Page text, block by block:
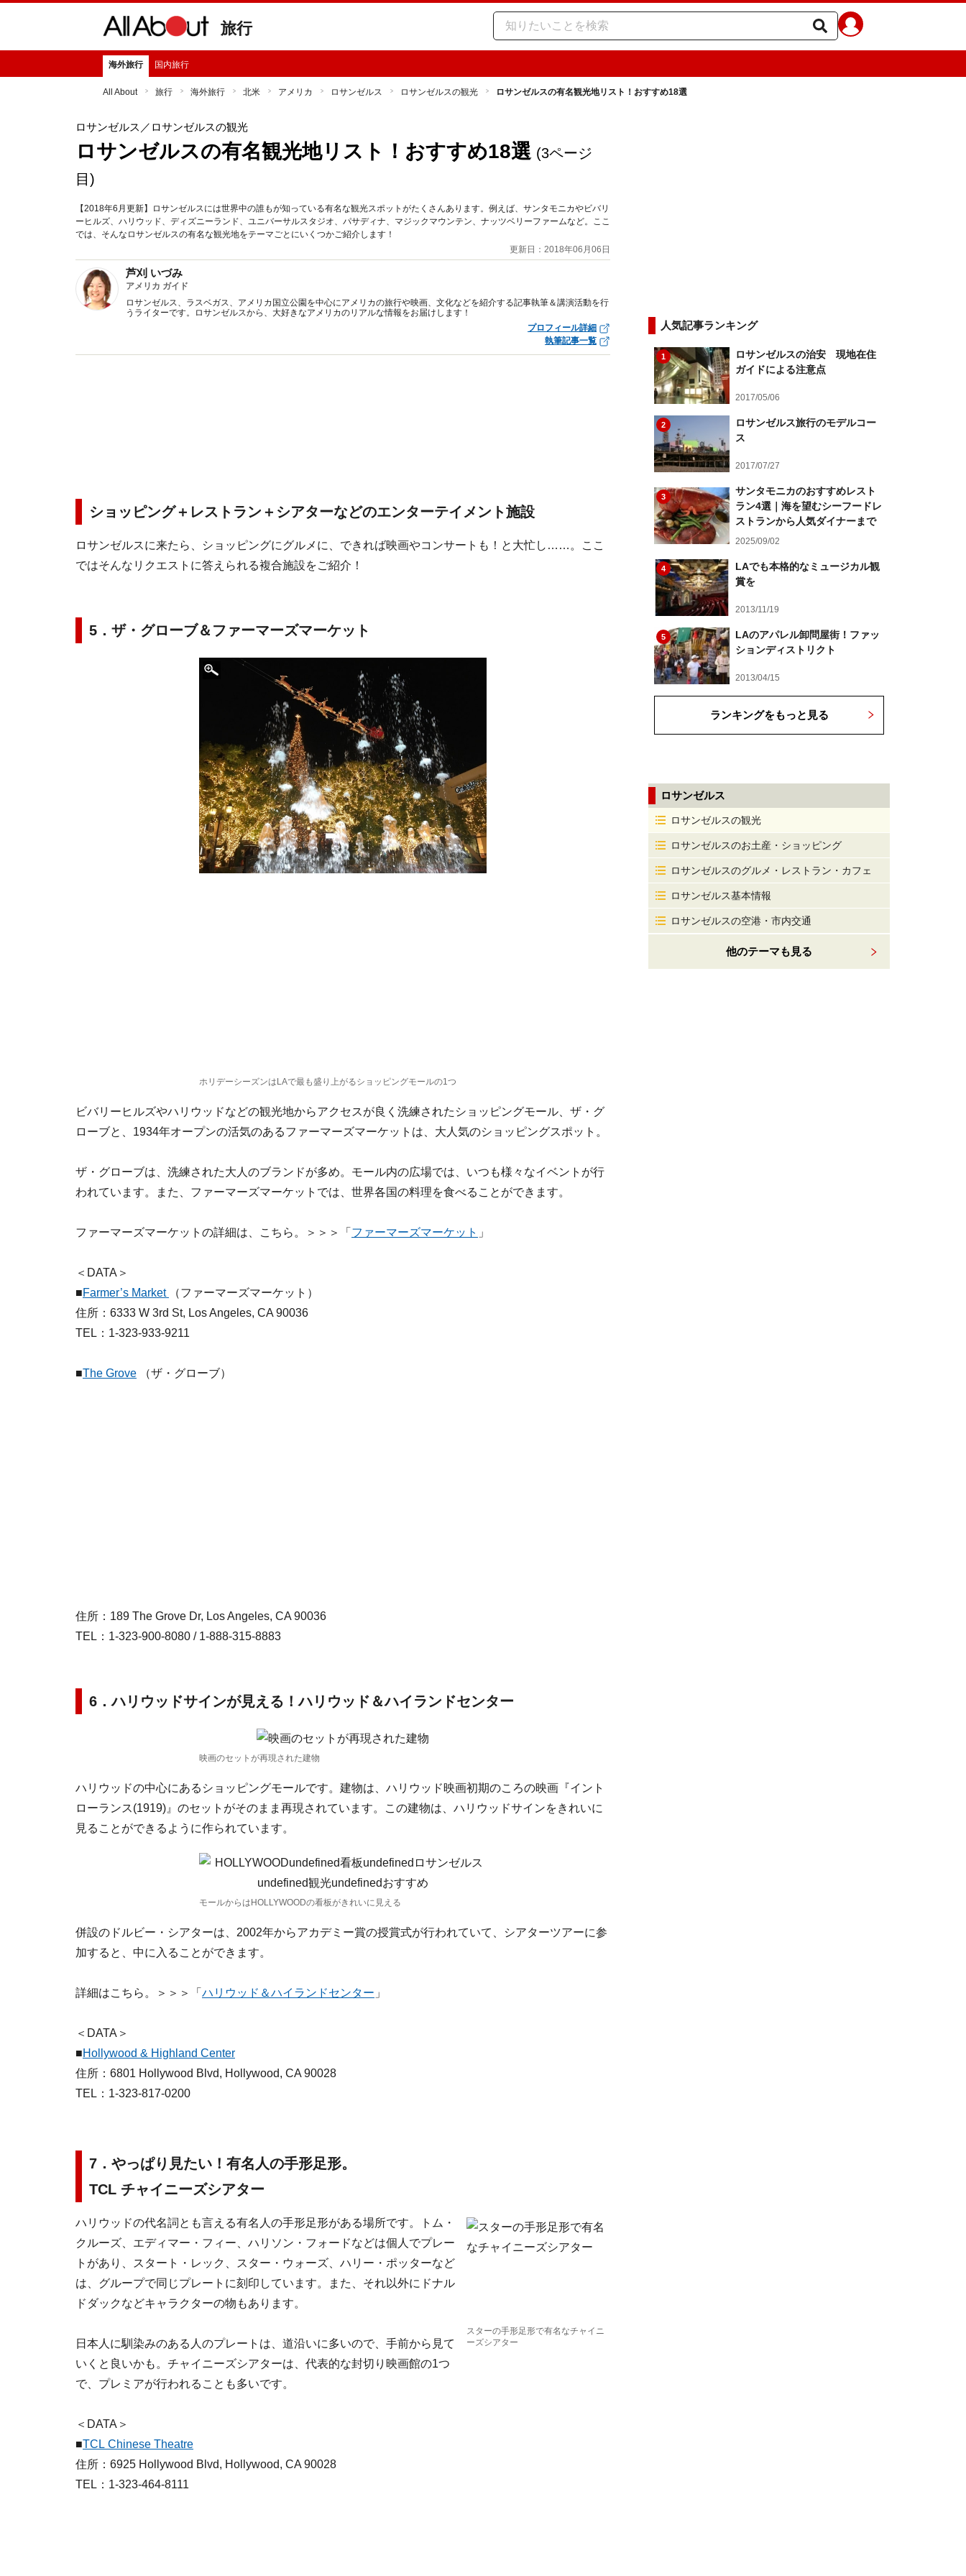
旅行
海外旅行 国内旅行
All About 旅行 海外旅行 北米 アメリカ ロサンゼルス ロサンゼルスの観光 ロサンゼルスの有名観光地リスト！おすすめ18選
ロサンゼルス ／ロサンゼルスの観光
ロサンゼルスの有名観光地リスト！おすすめ18選 (3ページ
目)
【2018年6月更新】ロサンゼルスには世界中の誰もが知っている有名な観光スポットがたくさんあります。例えば、サンタモニカやビバリ
ーヒルズ、ハリウッド、ディズニーランド、ユニバーサルスタジオ、パサディナ、マジックマウンテン、ナッツベリーファームなど。ここ
では、そんなロサンゼルスの有名な観光地をテーマごとにいくつかご紹介します！
更新日：2018年06月06日
芦刈 いづみ
アメリカ ガイド
ロサンゼルス、ラスベガス、アメリカ国立公園を中心にアメリカの旅行や映画、文化などを紹介する記事執筆＆講演活動を行
うライターです。ロサンゼルスから、大好きなアメリカのリアルな情報をお届けします！
プロフィール詳細
執筆記事一覧
ショッピング＋レストラン＋シアターなどのエンターテイメント施設
ロサンゼルスに来たら、ショッピングにグルメに、できれば映画やコンサートも！と大忙し……。ここ
ではそんなリクエストに答えられる複合施設をご紹介！
5．ザ・グローブ＆ファーマーズマーケット
ホリデーシーズンはLAで最も盛り上がるショッピングモールの1つ
ビバリーヒルズやハリウッドなどの観光地からアクセスが良く洗練されたショッピングモール、ザ・グ
ローブと、1934年オープンの活気のあるファーマーズマーケットは、大人気のショッピングスポット。
ザ・グローブは、洗練された大人のブランドが多め。モール内の広場では、いつも様々なイベントが行
われています。また、ファーマーズマーケットでは、世界各国の料理を食べることができます。
ファーマーズマーケットの詳細は、こちら。＞＞＞「 ファーマーズマーケット 」
＜DATA＞
■Farmer’s Market
（ファーマーズマーケット）
住所：6333 W 3rd St, Los Angeles, CA 90036
TEL：1-323-933-9211
■The Grove （ザ・グローブ）
住所：189 The Grove Dr, Los Angeles, CA 90036
TEL：1-323-900-8080 / 1-888-315-8883
6．ハリウッドサインが見える！ハリウッド＆ハイランドセンター
映画のセットが再現された建物
ハリウッドの中心にあるショッピングモールです。建物は、ハリウッド映画初期のころの映画『イント
ローランス(1919)』のセットがそのまま再現されています。この建物は、ハリウッドサインをきれいに
見ることができるように作られています。
モールからはHOLLYWOODの看板がきれいに見える
併設のドルビー・シアターは、2002年からアカデミー賞の授賞式が行われていて、シアターツアーに参
加すると、中に入ることができます。
詳細はこちら。＞＞＞「 ハリウッド＆ハイランドセンター 」
＜DATA＞
■Hollywood & Highland Center
住所：6801 Hollywood Blvd, Hollywood, CA 90028
TEL：1-323-817-0200
7．やっぱり見たい！有名人の手形足形。
TCL チャイニーズシアター
スターの手形足形で有名なチャイニ
ーズシアター
ハリウッドの代名詞とも言える有名人の手形足形がある場所です。トム・
クルーズ、エディマー・フィー、ハリソン・フォードなどは個人でプレー
トがあり、スタート・レック、スター・ウォーズ、ハリー・ポッターなど
は、グループで同じプレートに刻印しています。また、それ以外にドナル
ドダックなどキャラクターの物もあります。
日本人に馴染みのある人のプレートは、道沿いに多いので、手前から見て
いくと良いかも。チャイニーズシアターは、代表的な封切り映画館の1つ
で、プレミアが行われることも多いです。
＜DATA＞
■TCL Chinese Theatre
住所：6925 Hollywood Blvd, Hollywood, CA 90028
TEL：1-323-464-8111
人気記事ランキング
1
ロサンゼルスの治安 現地在住
ガイドによる注意点
2017/05/06
2
ロサンゼルス旅行のモデルコー
ス
2017/07/27
3
サンタモニカのおすすめレスト
ラン4選｜海を望むシーフードレ
ストランから人気ダイナーまで
2025/09/02
4
LAでも本格的なミュージカル観
賞を
2013/11/19
5
LAのアパレル卸問屋街！ファッ
ションディストリクト
2013/04/15
ランキングをもっと見る
ロサンゼルス
ロサンゼルスの観光
ロサンゼルスのお土産・ショッピング
ロサンゼルスのグルメ・レストラン・カフェ
ロサンゼルス基本情報
ロサンゼルスの空港・市内交通
他のテーマも見る